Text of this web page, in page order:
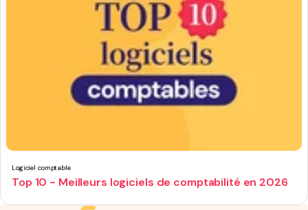
Logiciel comptable
Top 10 - Meilleurs logiciels de comptabilité en 2026